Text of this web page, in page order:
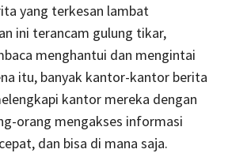
yang terkesan lambat
ini terancam gulung tikar,
menghantui dan mengintai
itu, banyak kantor-kantor berita
kantor mereka dengan
orang mengakses informasi
dan bisa di mana saja.